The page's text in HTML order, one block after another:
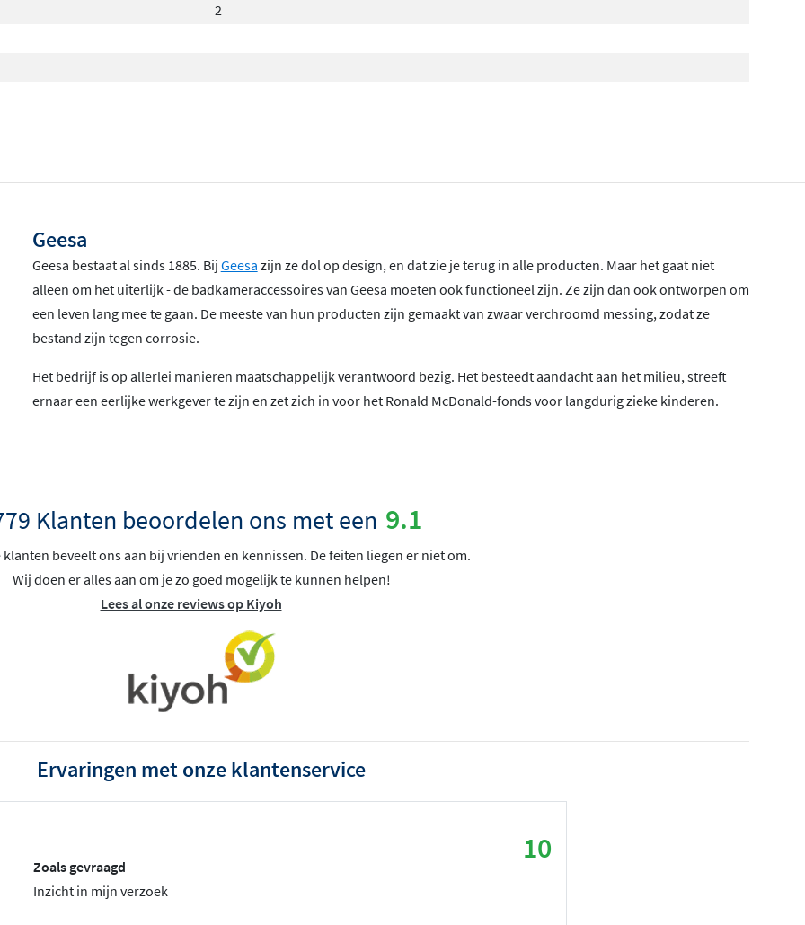
2
Geesa
Geesa bestaat al sinds 1885. Bij Geesa zijn ze dol op design, en dat zie je terug in alle producten. Maar het gaat niet
alleen om het uiterlijk - de badkameraccessoires van Geesa moeten ook functioneel zijn. Ze zijn dan ook ontworpen om
een leven lang mee te gaan. De meeste van hun producten zijn gemaakt van zwaar verchroomd messing, zodat ze
bestand zijn tegen corrosie.
Het bedrijf is op allerlei manieren maatschappelijk verantwoord bezig. Het besteedt aandacht aan het milieu, streeft
ernaar een eerlijke werkgever te zijn en zet zich in voor het Ronald McDonald-fonds voor langdurig zieke kinderen.
Klanten beoordelen ons met een 9.1
klanten beveelt ons aan bij vrienden en kennissen. De feiten liegen er niet om.
Wij doen er alles aan om je zo goed mogelijk te kunnen helpen!
Lees al onze reviews op Kiyoh
Ervaringen met onze klantenservice
10
Zoals gevraagd
Inzicht in mijn verzoek